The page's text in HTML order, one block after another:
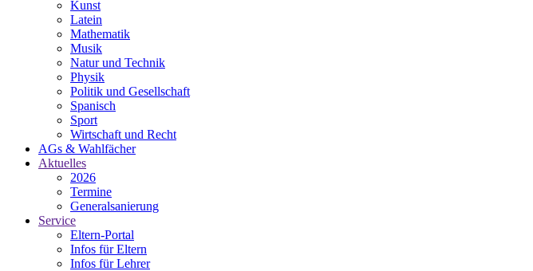
Kunst
Latein
Mathematik
Musik
Natur und Technik
Physik
Politik und Gesellschaft
Spanisch
Sport
Wirtschaft und Recht
AGs & Wahlfächer
Aktuelles
2026
Termine
Generalsanierung
Service
Eltern-Portal
Infos für Eltern
Infos für Lehrer